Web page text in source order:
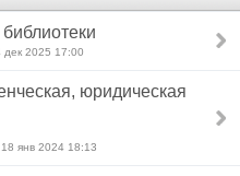
дек 2025 17:00
юридическая
янв 2024 18:13